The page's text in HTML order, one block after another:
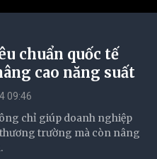
chuẩn quốc tế
cao năng suất
09:46
chỉ giúp doanh nghiệp
trường mà còn nâng